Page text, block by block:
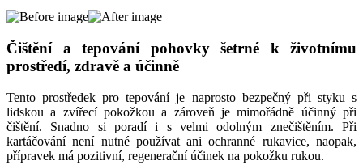
Čištění a tepování pohovky šetrné k životnímu
prostředí, zdravě a účinně
Tento prostředek pro tepování je naprosto bezpečný při styku s
lidskou a zvířecí pokožkou a zároveň je mimořádně účinný při
čištění. Snadno si poradí i s velmi odolným znečištěním. Při
kartáčování není nutné používat ani ochranné rukavice, naopak,
přípravek má pozitivní, regenerační účinek na pokožku rukou.